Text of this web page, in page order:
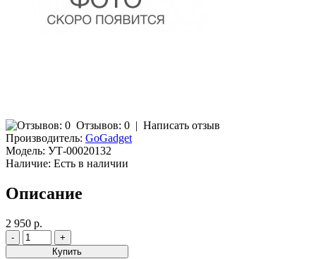
Отзывов: 0 | Написать отзыв
Производитель: GoGadget
Модель: УТ-00020132
Наличие: Есть в наличии
Описание
2 950 р.